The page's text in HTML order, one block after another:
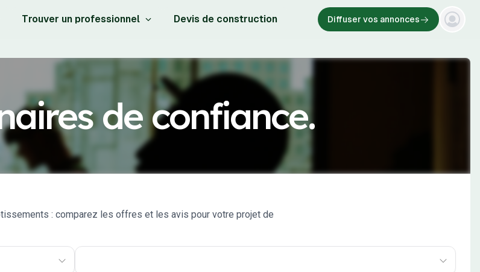
Trouver un professionnel Devis de construction Diffuser vos annonces
de confiance.
: comparez les offres et les avis pour votre projet de